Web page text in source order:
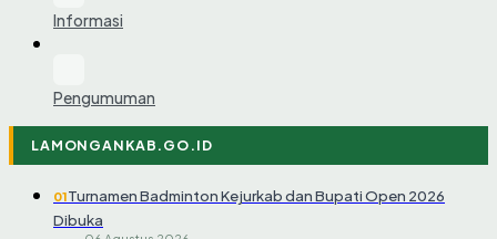
Informasi
Pengumuman
LAMONGANKAB.GO.ID
01Turnamen Badminton Kejurkab dan Bupati Open 2026
Dibuka